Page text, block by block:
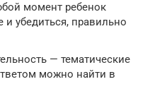
момент ребенок
и убедиться, правильно
— тематические
можно найти в